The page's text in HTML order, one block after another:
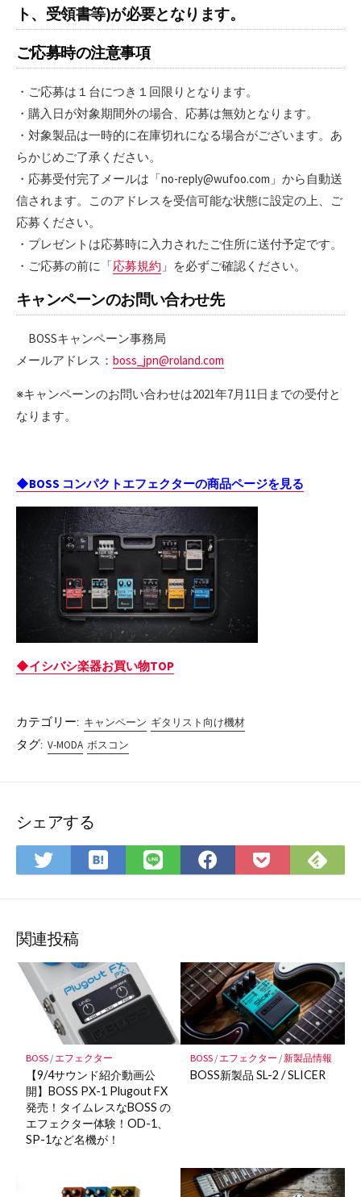
ト、受領書等)が必要となります。
ご応募時の注意事項
・ご応募は１台につき１回限りとなります。
・購入日が対象期間外の場合、応募は無効となります。
・対象製品は一時的に在庫切れになる場合がございます。あ
らかじめご了承ください。
・応募受付完了メールは「no-reply@wufoo.com」から自動送
信されます。このアドレスを受信可能な状態に設定の上、ご
応募ください。
・プレゼントは応募時に入力されたご住所に送付予定です。
・ご応募の前に「応募規約 」を必ずご確認ください。
キャンペーンのお問い合わせ先
BOSSキャンペーン事務局
メールアドレス： boss_jpn@roland.com
※キャンペーンのお問い合わせは2021年7月11日までの受付と
なります。
◆BOSS コンパクトエフェクターの商品ページを見る
◆イシバシ楽器お買い物TOP
カテゴリー: キャンペーン ギタリスト向け機材
タグ: V-MODA ボスコン
シェアする
Twitter
で
ア
は
て
マ
ー
ク
保
存
LINE
で
Facebook
で
Pocket
に
で
関連投稿
BOSS/エフェクター
【9/4サウンド紹介動画公
開】BOSS PX-1 Plugout FX
発売！タイムレスなBOSS の
エフェクター体験！OD-1、
SP-1など名機が！
BOSS/エフェクター /新製品情報
BOSS新製品 SL-2 / SLICER